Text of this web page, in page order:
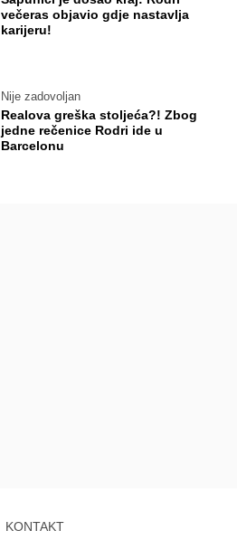
večeras objavio gdje nastavlja
karijeru!
Nije zadovoljan
Realova greška stoljeća?! Zbog
jedne rečenice Rodri ide u
Barcelonu
KONTAKT